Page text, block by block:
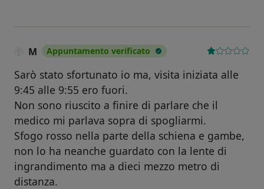
M Appuntamento verificato
Sarò stato sfortunato io ma, visita iniziata alle
9:45 alle 9:55 ero fuori.
Non sono riuscito a finire di parlare che il
medico mi parlava sopra di spogliarmi.
Sfogo rosso nella parte della schiena e gambe,
non lo ha neanche guardato con la lente di
ingrandimento ma a dieci mezzo metro di
distanza.